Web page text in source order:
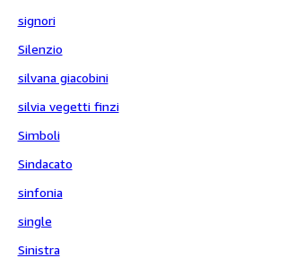
signori
Silenzio
silvana giacobini
silvia vegetti finzi
Simboli
Sindacato
sinfonia
single
Sinistra